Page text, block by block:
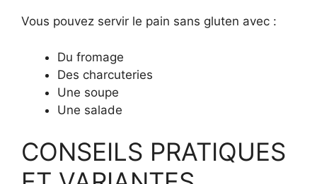
Vous pouvez servir le pain sans gluten avec :
Du fromage
Des charcuteries
Une soupe
Une salade
CONSEILS PRATIQUES